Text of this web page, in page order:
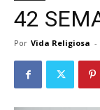
42
Por Vida Religiosa -